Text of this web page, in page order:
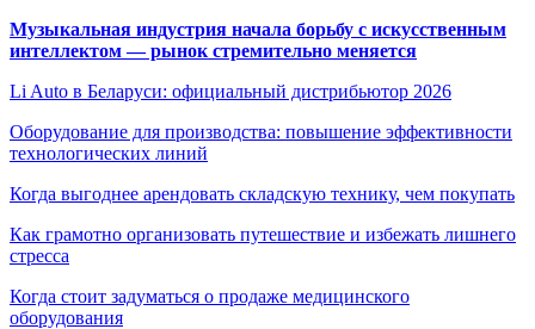
Музыкальная индустрия начала борьбу с искусственным
интеллектом — рынок стремительно меняется
Li Auto в Беларуси: официальный дистрибьютор 2026
Оборудование для производства: повышение эффективности
технологических линий
Когда выгоднее арендовать складскую технику, чем покупать
Как грамотно организовать путешествие и избежать лишнего
стресса
Когда стоит задуматься о продаже медицинского
оборудования